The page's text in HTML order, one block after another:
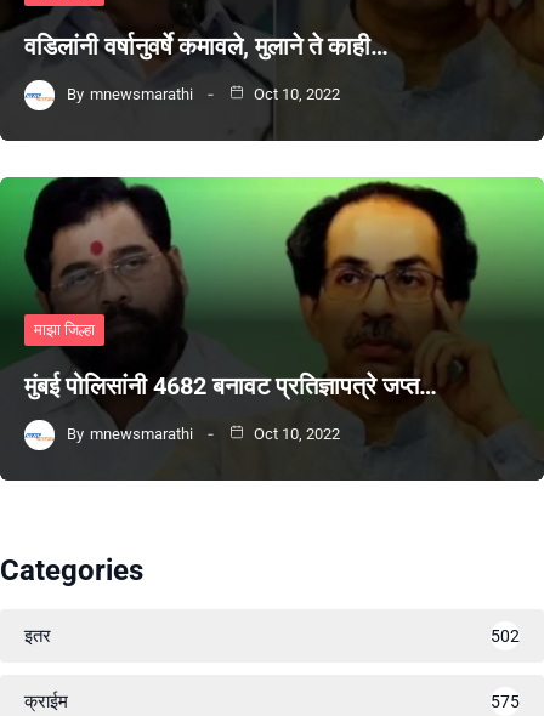
वडिलांनी वर्षानुवर्षे कमावले, मुलाने ते काही…
By mnewsmarathi Oct 10, 2022
माझा जिल्हा
मुंबई पोलिसांनी 4682 बनावट प्रतिज्ञापत्रे जप्त…
By mnewsmarathi Oct 10, 2022
Categories
इतर 502
क्राईम 575